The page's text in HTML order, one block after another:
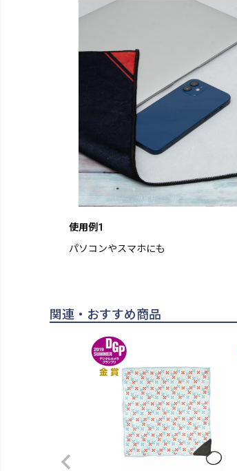
使用例1
パソコンやスマホにも
関連・おすすめ商品